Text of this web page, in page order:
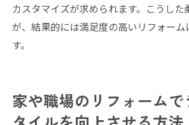
カスタマイズが求められます。こうした
が、結果的には満足度の高いリフォーム
す。
家や職場のリフォームで